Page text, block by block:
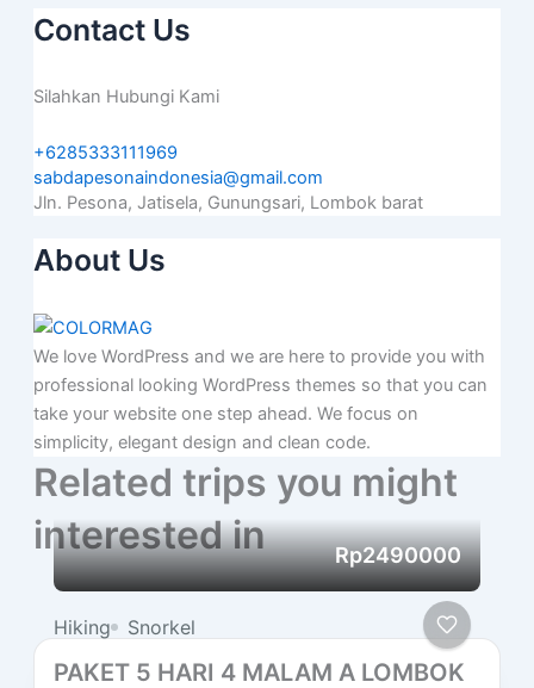
Contact Us
Silahkan Hubungi Kami
+6285333111969
sabdapesonaindonesia@gmail.com
Jln. Pesona, Jatisela, Gunungsari, Lombok barat
About Us
We love WordPress and we are here to provide you with
professional looking WordPress themes so that you can
take your website one step ahead. We focus on
simplicity, elegant design and clean code.
Related trips you might
interested in
Rp2490000
Hiking Snorkel
PAKET 5 HARI 4 MALAM A LOMBOK